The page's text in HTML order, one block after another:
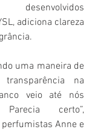
adiciona clareza
uma maneira de
na
veio até nós
Parecia certo”,
Anne e